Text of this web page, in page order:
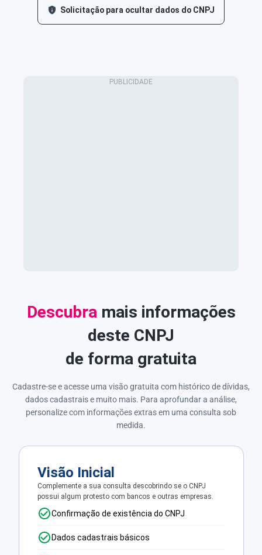
Solicitação para ocultar dados do CNPJ
Descubra mais informações
deste CNPJ
de forma gratuita
Cadastre-se e acesse uma visão gratuita com histórico de dívidas,
dados cadastrais e muito mais. Para aprofundar a análise,
personalize com informações extras em uma consulta sob
medida.
Visão Inicial
Complemente a sua consulta descobrindo se o CNPJ
possui algum protesto com bancos e outras empresas.
Confirmação de existência do CNPJ
Dados cadastrais básicos